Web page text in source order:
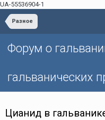
UA-55536904-1
Разное
Форум о
гальванических
Цианид в